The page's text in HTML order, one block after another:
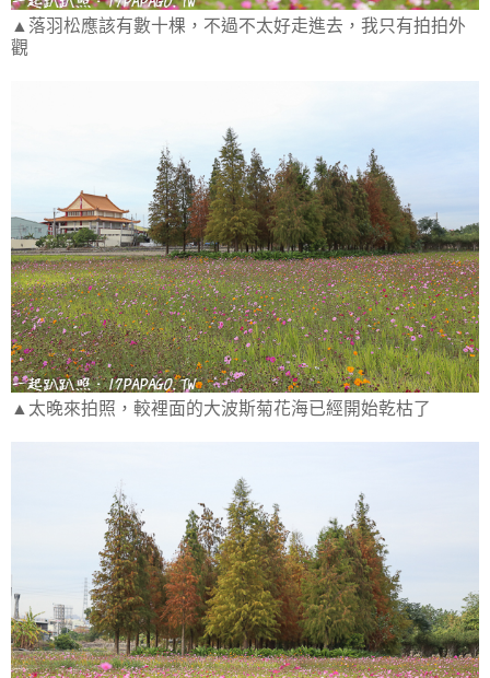
▲落羽松應該有數十棵，不過不太好走進去，我只有拍拍外
觀
▲太晚來拍照，較裡面的大波斯菊花海已經開始乾枯了